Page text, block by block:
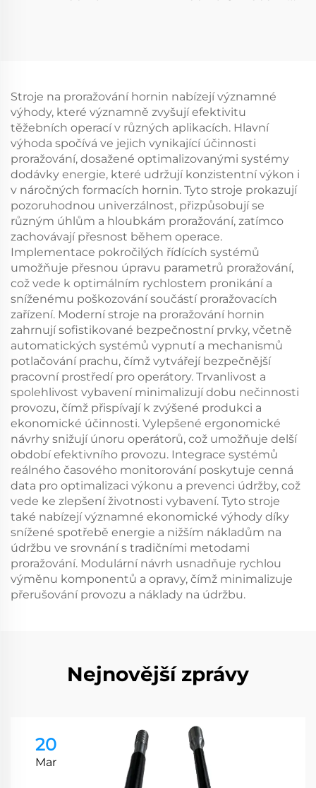
Stroje na proražování hornin nabízejí významné
výhody, které významně zvyšují efektivitu
těžebních operací v různých aplikacích. Hlavní
výhoda spočívá ve jejich vynikající účinnosti
proražování, dosažené optimalizovanými systémy
dodávky energie, které udržují konzistentní výkon i
v náročných formacích hornin. Tyto stroje prokazují
pozoruhodnou univerzálnost, přizpůsobují se
různým úhlům a hloubkám proražování, zatímco
zachovávají přesnost během operace.
Implementace pokročilých řídících systémů
umožňuje přesnou úpravu parametrů proražování,
což vede k optimálním rychlostem pronikání a
sníženému poškozování součástí proražovacích
zařízení. Moderní stroje na proražování hornin
zahrnují sofistikované bezpečnostní prvky, včetně
automatických systémů vypnutí a mechanismů
potlačování prachu, čímž vytvářejí bezpečnější
pracovní prostředí pro operátory. Trvanlivost a
spolehlivost vybavení minimalizují dobu nečinnosti
provozu, čímž přispívají k zvýšené produkci a
ekonomické účinnosti. Vylepšené ergonomické
návrhy snižují únoru operátorů, což umožňuje delší
období efektivního provozu. Integrace systémů
reálného časového monitorování poskytuje cenná
data pro optimalizaci výkonu a prevenci údržby, což
vede ke zlepšení životnosti vybavení. Tyto stroje
také nabízejí významné ekonomické výhody díky
snížené spotřebě energie a nižším nákladům na
údržbu ve srovnání s tradičními metodami
proražování. Modulární návrh usnadňuje rychlou
výměnu komponentů a opravy, čímž minimalizuje
přerušování provozu a náklady na údržbu.
Nejnovější zprávy
20
Mar